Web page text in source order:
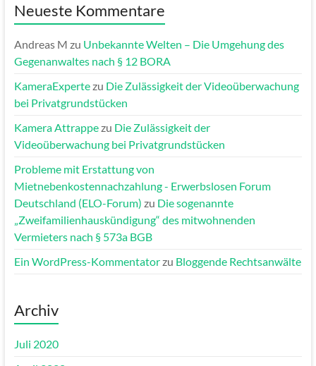
Neueste Kommentare
Andreas M zu Unbekannte Welten – Die Umgehung des
Gegenanwaltes nach § 12 BORA
KameraExpertezu Die Zulässigkeit der Videoüberwachung
bei Privatgrundstücken
Kamera Attrappezu Die Zulässigkeit der
Videoüberwachung bei Privatgrundstücken
Probleme mit Erstattung von
Mietnebenkostennachzahlung - Erwerbslosen Forum
Deutschland (ELO-Forum) zu Die sogenannte
„Zweifamilienhauskündigung“ des mitwohnenden
Vermieters nach § 573a BGB
Ein WordPress-Kommentatorzu Bloggende Rechtsanwälte
Archiv
Juli 2020